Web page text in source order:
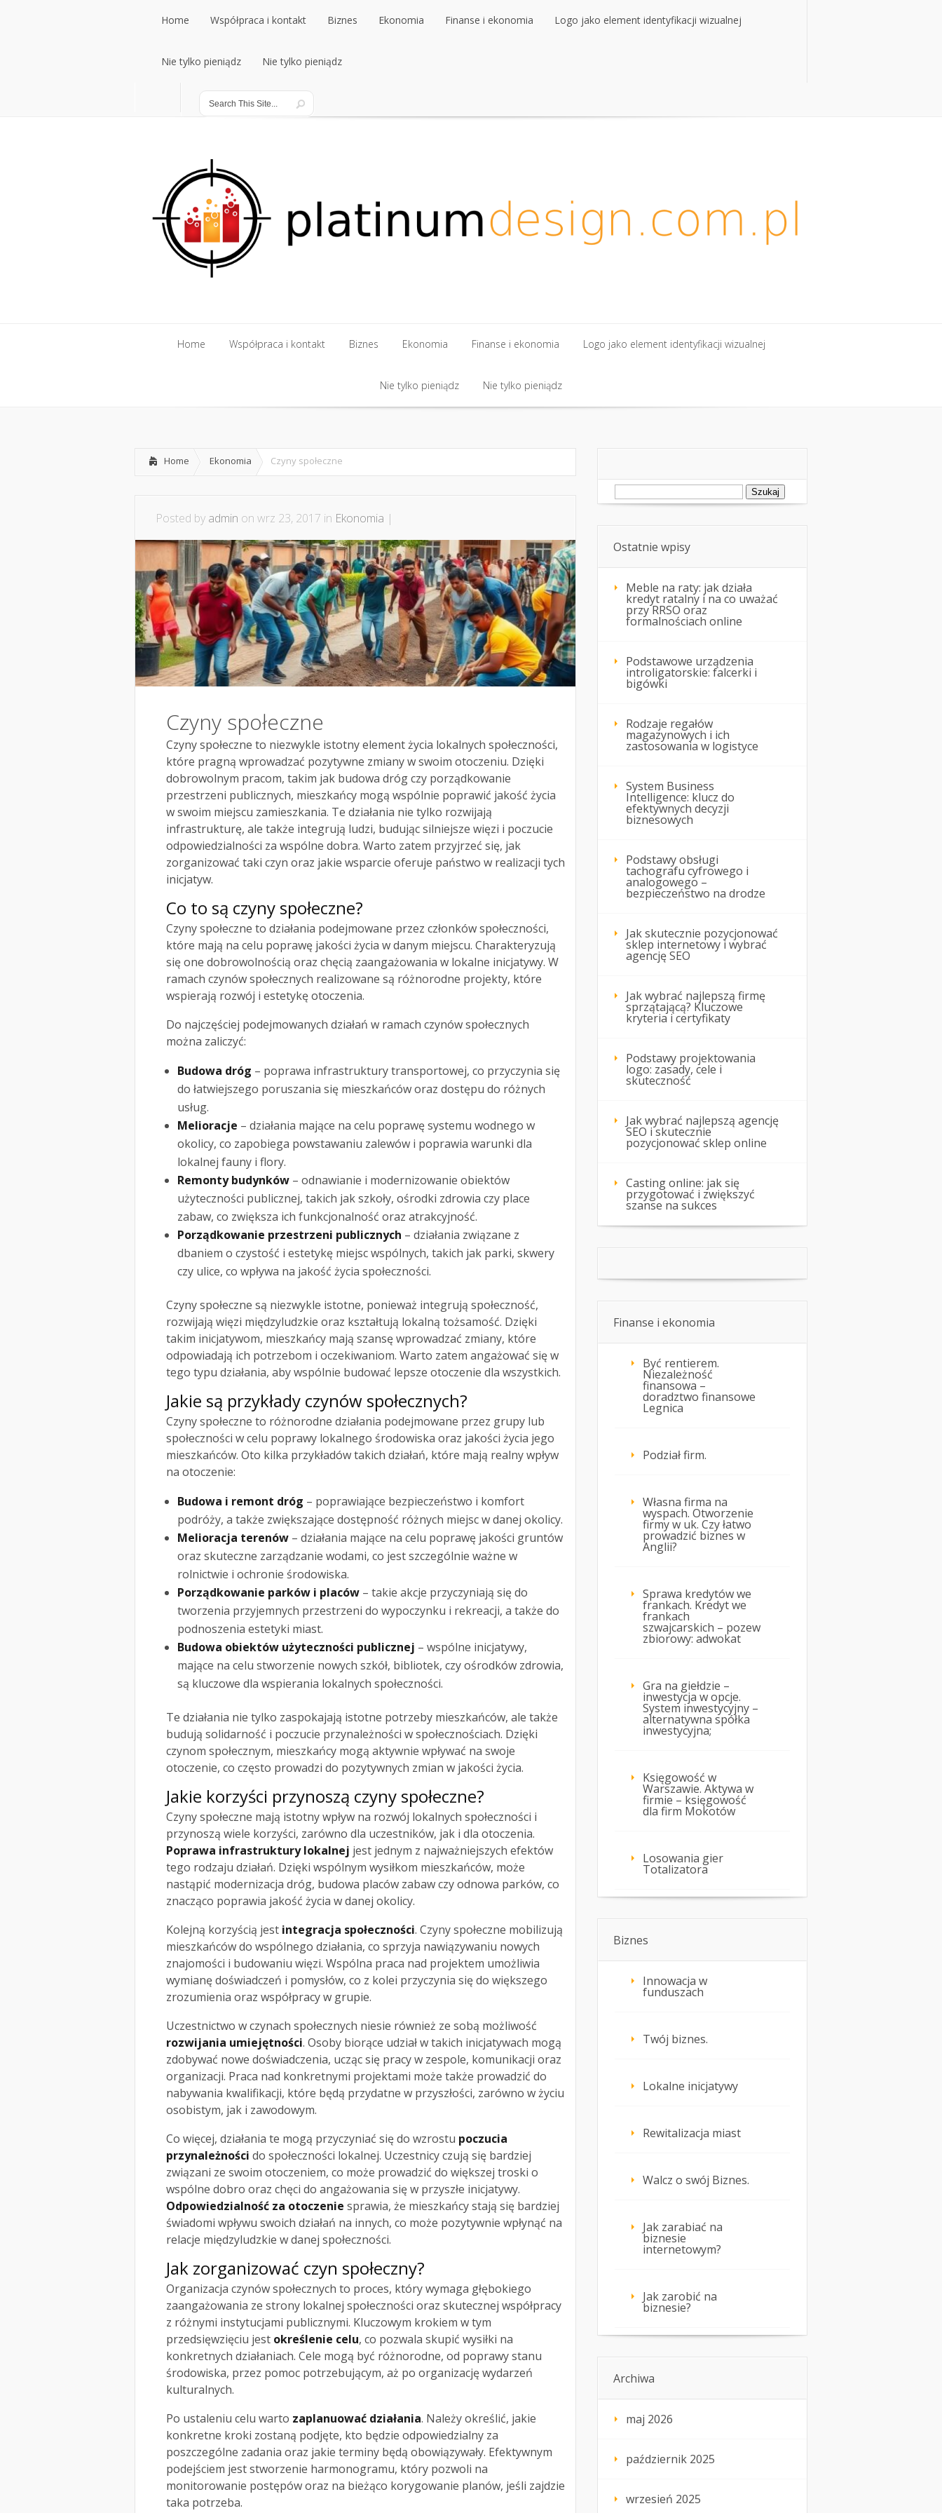
Home
Home
Współpraca i kontakt
Współpraca i kontakt
Biznes
Biznes
Ekonomia Finanse i ekonomia Logo jako element identyfikacji wizualnej
Nie tylko pieniądz
Nie tylko pieniądz
Nie tylko pieniądz
Nie tylko pieniądz
Home Współpraca i kontakt Biznes Ekonomia
Ekonomia
Finanse i ekonomia
Finanse i ekonomia
Logo jako element identyfikacji wizualnej
Nie tylko pieniądz Nie tylko pieniądz
Home Ekonomia Czyny społeczne
Posted by admin on wrz 23, 2017 in Ekonomia |
Czyny społeczne
Czyny społeczne to niezwykle istotny element życia lokalnych społeczności,
które pragną wprowadzać pozytywne zmiany w swoim otoczeniu. Dzięki
dobrowolnym pracom, takim jak budowa dróg czy porządkowanie
przestrzeni publicznych, mieszkańcy mogą wspólnie poprawić jakość życia
w swoim miejscu zamieszkania. Te działania nie tylko rozwijają
infrastrukturę, ale także integrują ludzi, budując silniejsze więzi i poczucie
odpowiedzialności za wspólne dobra. Warto zatem przyjrzeć się, jak
zorganizować taki czyn oraz jakie wsparcie oferuje państwo w realizacji tych
inicjatyw.
Co to są czyny społeczne?
Czyny społeczne to działania podejmowane przez członków społeczności,
które mają na celu poprawę jakości życia w danym miejscu. Charakteryzują
się one dobrowolnością oraz chęcią zaangażowania w lokalne inicjatywy. W
ramach czynów społecznych realizowane są różnorodne projekty, które
wspierają rozwój i estetykę otoczenia.
Do najczęściej podejmowanych działań w ramach czynów społecznych
można zaliczyć:
Budowa dróg – poprawa infrastruktury transportowej, co przyczynia się
do łatwiejszego poruszania się mieszkańców oraz dostępu do różnych
usług.
Melioracje – działania mające na celu poprawę systemu wodnego w
okolicy, co zapobiega powstawaniu zalewów i poprawia warunki dla
lokalnej fauny i flory.
Remonty budynków – odnawianie i modernizowanie obiektów
użyteczności publicznej, takich jak szkoły, ośrodki zdrowia czy place
zabaw, co zwiększa ich funkcjonalność oraz atrakcyjność.
Porządkowanie przestrzeni publicznych – działania związane z
dbaniem o czystość i estetykę miejsc wspólnych, takich jak parki, skwery
czy ulice, co wpływa na jakość życia społeczności.
Czyny społeczne są niezwykle istotne, ponieważ integrują społeczność,
rozwijają więzi międzyludzkie oraz kształtują lokalną tożsamość. Dzięki
takim inicjatywom, mieszkańcy mają szansę wprowadzać zmiany, które
odpowiadają ich potrzebom i oczekiwaniom. Warto zatem angażować się w
tego typu działania, aby wspólnie budować lepsze otoczenie dla wszystkich.
Jakie są przykłady czynów społecznych?
Czyny społeczne to różnorodne działania podejmowane przez grupy lub
społeczności w celu poprawy lokalnego środowiska oraz jakości życia jego
mieszkańców. Oto kilka przykładów takich działań, które mają realny wpływ
na otoczenie:
Budowa i remont dróg – poprawiające bezpieczeństwo i komfort
podróży, a także zwiększające dostępność różnych miejsc w danej okolicy.
Melioracja terenów – działania mające na celu poprawę jakości gruntów
oraz skuteczne zarządzanie wodami, co jest szczególnie ważne w
rolnictwie i ochronie środowiska.
Porządkowanie parków i placów – takie akcje przyczyniają się do
tworzenia przyjemnych przestrzeni do wypoczynku i rekreacji, a także do
podnoszenia estetyki miast.
Budowa obiektów użyteczności publicznej – wspólne inicjatywy,
mające na celu stworzenie nowych szkół, bibliotek, czy ośrodków zdrowia,
są kluczowe dla wspierania lokalnych społeczności.
Te działania nie tylko zaspokajają istotne potrzeby mieszkańców, ale także
budują solidarność i poczucie przynależności w społecznościach. Dzięki
czynom społecznym, mieszkańcy mogą aktywnie wpływać na swoje
otoczenie, co często prowadzi do pozytywnych zmian w jakości życia.
Jakie korzyści przynoszą czyny społeczne?
Czyny społeczne mają istotny wpływ na rozwój lokalnych społeczności i
przynoszą wiele korzyści, zarówno dla uczestników, jak i dla otoczenia.
Poprawa infrastruktury lokalnej jest jednym z najważniejszych efektów
tego rodzaju działań. Dzięki wspólnym wysiłkom mieszkańców, może
nastąpić modernizacja dróg, budowa placów zabaw czy odnowa parków, co
znacząco poprawia jakość życia w danej okolicy.
Kolejną korzyścią jest integracja społeczności. Czyny społeczne mobilizują
mieszkańców do wspólnego działania, co sprzyja nawiązywaniu nowych
znajomości i budowaniu więzi. Wspólna praca nad projektem umożliwia
wymianę doświadczeń i pomysłów, co z kolei przyczynia się do większego
zrozumienia oraz współpracy w grupie.
Uczestnictwo w czynach społecznych niesie również ze sobą możliwość
rozwijania umiejętności. Osoby biorące udział w takich inicjatywach mogą
zdobywać nowe doświadczenia, ucząc się pracy w zespole, komunikacji oraz
organizacji. Praca nad konkretnymi projektami może także prowadzić do
nabywania kwalifikacji, które będą przydatne w przyszłości, zarówno w życiu
osobistym, jak i zawodowym.
Co więcej, działania te mogą przyczyniać się do wzrostu poczucia
przynależności do społeczności lokalnej. Uczestnicy czują się bardziej
związani ze swoim otoczeniem, co może prowadzić do większej troski o
wspólne dobro oraz chęci do angażowania się w przyszłe inicjatywy.
Odpowiedzialność za otoczenie sprawia, że mieszkańcy stają się bardziej
świadomi wpływu swoich działań na innych, co może pozytywnie wpłynąć na
relacje międzyludzkie w danej społeczności.
Jak zorganizować czyn społeczny?
Organizacja czynów społecznych to proces, który wymaga głębokiego
zaangażowania ze strony lokalnej społeczności oraz skutecznej współpracy
z różnymi instytucjami publicznymi. Kluczowym krokiem w tym
przedsięwzięciu jest określenie celu, co pozwala skupić wysiłki na
konkretnych działaniach. Cele mogą być różnorodne, od poprawy stanu
środowiska, przez pomoc potrzebującym, aż po organizację wydarzeń
kulturalnych.
Po ustaleniu celu warto zaplanuować działania. Należy określić, jakie
konkretne kroki zostaną podjęte, kto będzie odpowiedzialny za
poszczególne zadania oraz jakie terminy będą obowiązywały. Efektywnym
podejściem jest stworzenie harmonogramu, który pozwoli na
monitorowanie postępów oraz na bieżąco korygowanie planów, jeśli zajdzie
taka potrzeba.
Szukaj:
Ostatnie wpisy
Meble na raty: jak działa
kredyt ratalny i na co uważać
przy RRSO oraz
formalnościach online
Podstawowe urządzenia
introligatorskie: falcerki i
bigówki
Rodzaje regałów
magazynowych i ich
zastosowania w logistyce
System Business
Intelligence: klucz do
efektywnych decyzji
biznesowych
Podstawy obsługi
tachografu cyfrowego i
analogowego –
bezpieczeństwo na drodze
Jak skutecznie pozycjonować
sklep internetowy i wybrać
agencję SEO
Jak wybrać najlepszą firmę
sprzątającą? Kluczowe
kryteria i certyfikaty
Podstawy projektowania
logo: zasady, cele i
skuteczność
Jak wybrać najlepszą agencję
SEO i skutecznie
pozycjonować sklep online
Casting online: jak się
przygotować i zwiększyć
szanse na sukces
Finanse i ekonomia
Być rentierem.
Niezależność
finansowa –
doradztwo finansowe
Legnica
Podział firm.
Własna firma na
wyspach. Otworzenie
firmy w uk. Czy łatwo
prowadzić biznes w
Anglii?
Sprawa kredytów we
frankach. Kredyt we
frankach
szwajcarskich – pozew
zbiorowy: adwokat
Gra na giełdzie –
inwestycja w opcje.
System inwestycyjny –
alternatywna spółka
inwestycyjna;
Księgowość w
Warszawie. Aktywa w
firmie – księgowość
dla firm Mokotów
Losowania gier
Totalizatora
Biznes
Innowacja w
funduszach
Twój biznes.
Lokalne inicjatywy
Rewitalizacja miast
Walcz o swój Biznes.
Jak zarabiać na
biznesie
internetowym?
Jak zarobić na
biznesie?
Archiwa
maj 2026
październik 2025
wrzesień 2025